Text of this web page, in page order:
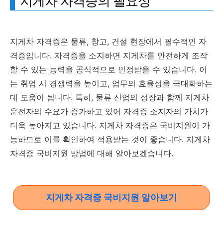
지게차 자격증은 물류, 창고, 건설 현장에서 필수적인 자
격증입니다. 자격증을 소지하면 지게차를 안전하게 조작
할 수 있는 능력을 공식적으로 인정받을 수 있습니다. 이
는 취업 시 경쟁력을 높이고, 업무의 효율성을 극대화하는
데 도움이 됩니다. 특히, 물류 산업의 성장과 함께 지게차
운전자의 수요가 증가하고 있어 자격증 소지자의 가치가
더욱 높아지고 있습니다. 지게차 자격증은 국비지원이 가
능하므로 이를 확인하여 적용받는 것이 좋습니다. 지게차
자격증 국비지원 방법에 대해 알아보겠습니다.
지게차 자격증 국비지원 알아보기